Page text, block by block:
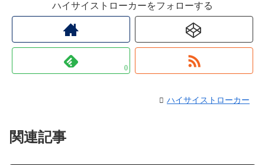
ハイサイストローカーをフォローする
0
ハイサイストローカー
関連記事